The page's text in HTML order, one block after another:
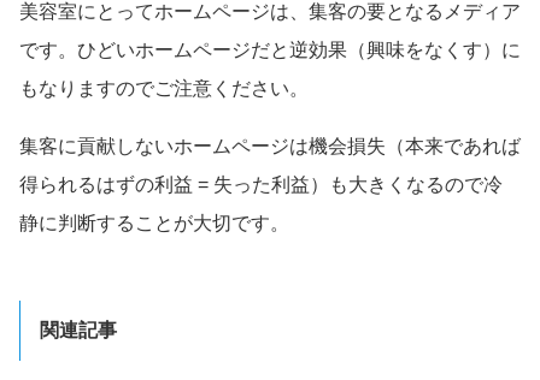
美容室にとってホームページは、集客の要となるメディア
です。ひどいホームページだと逆効果（興味をなくす）に
もなりますのでご注意ください。
集客に貢献しないホームページは機会損失（本来であれば
得られるはずの利益 = 失った利益）も大きくなるので冷
静に判断することが大切です。
関連記事